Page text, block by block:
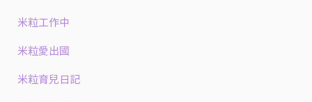
米粒工作中
米粒愛出國
米粒育兒日記